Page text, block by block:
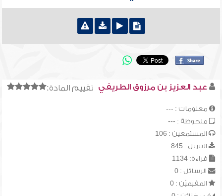
تقييم المادة: عبد العزيز بن مرزوق الطريفي
معلومات : ---
ملحوظة : ---
المستمعين : 106
التنزيل : 845
قراءة: 1134
الرسائل : 0
المقيميّن : 0